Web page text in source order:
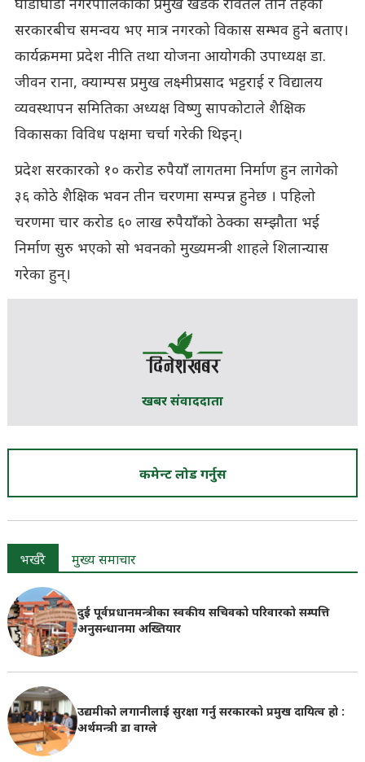
घोडाघोडी नगरपालिकाका प्रमुख खडक रावतले तीनै तहका
सरकारबीच समन्वय भए मात्र नगरको विकास सम्भव हुने बताए।
कार्यक्रममा प्रदेश नीति तथा योजना आयोगकी उपाध्यक्ष डा.
जीवन राना, क्याम्पस प्रमुख लक्ष्मीप्रसाद भट्टराई र विद्यालय
व्यवस्थापन समितिका अध्यक्ष विष्णु सापकोटाले शैक्षिक
विकासका विविध पक्षमा चर्चा गरेकी थिइन्।
प्रदेश सरकारको १० करोड रुपैयाँ लागतमा निर्माण हुन लागेको
३६ कोठे शैक्षिक भवन तीन चरणमा सम्पन्न हुनेछ । पहिलो
चरणमा चार करोड ६० लाख रुपैयाँको ठेक्का सम्झौता भई
निर्माण सुरु भएको सो भवनको मुख्यमन्त्री शाहले शिलान्यास
गरेका हुन्।
खबर संवाददाता
कमेन्ट लोड गर्नुस
भर्खरै मुख्य समाचार
दुई पूर्वप्रधानमन्त्रीका स्वकीय सचिवको परिवारको सम्पत्ति
अनुसन्धानमा अख्तियार
उद्यमीको लगानीलाई सुरक्षा गर्नु सरकारको प्रमुख दायित्व हो :
अर्थमन्त्री डा वाग्ले